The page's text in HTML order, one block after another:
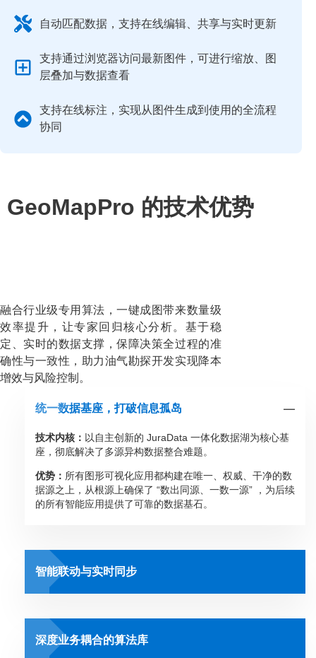
自动匹配数据，支持在线编辑、共享与实时更新
支持通过浏览器访问最新图件，可进行缩放、图
层叠加与数据查看
支持在线标注，实现从图件生成到使用的全流程
协同
GeoMapPro 的技术优势
融合行业级专用算法，一键成图带来数量级
效率提升，让专家回归核心分析。基于稳
定、实时的数据支撑，保障决策全过程的准
确性与一致性，助力油气勘探开发实现降本
增效与风险控制。
统一数据基座，打破信息孤岛
技术内核： 以自主创新的 JuraData 一体化数据湖为核心基
座，彻底解决了多源异构数据整合难题。
优势： 所有图形可视化应用都构建在唯一、权威、干净的数
据源之上，从根源上确保了 “数出同源、一数一源” ，为后续
的所有智能应用提供了可靠的数据基石。
智能联动与实时同步
深度业务耦合的算法库